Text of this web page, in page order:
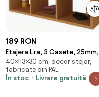
189 RON
Etajera Lira, 3 Casete, 25mm,
Stejar Natur, 113 x 40 x 30 cm
40×113×30 cm, decor stejar,
fabricate din PAL
În stoc
Livrare gratuită